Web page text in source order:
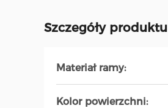
Szczegóły produktu
Materiał ramy:
Kolor powierzchni: